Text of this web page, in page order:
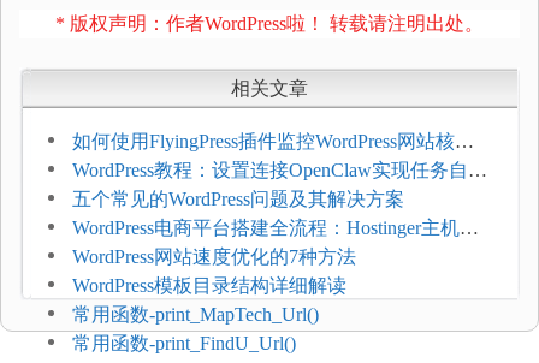
* 版权声明：作者WordPress啦！ 转载请注明出处。
相关文章
如何使用FlyingPress插件监控WordPress网站核心
网页指标（CWV）
WordPress教程：设置连接OpenClaw实现任务自动
化
五个常见的WordPress问题及其解决方案
WordPress电商平台搭建全流程：Hostinger主机一
键部署
WordPress网站速度优化的7种方法
WordPress模板目录结构详细解读
常用函数-print_MapTech_Url()
常用函数-print_FindU_Url()